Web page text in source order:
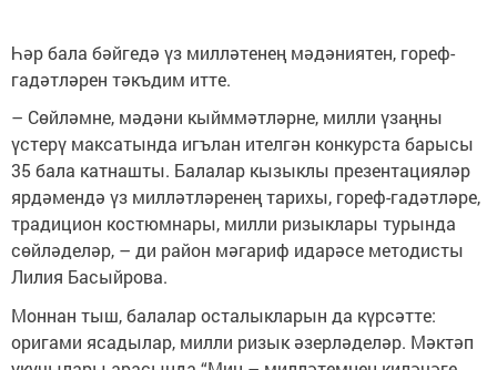
Һәр бала бәйгедә үз милләтенең мәдәниятен, гореф-
гадәтләрен тәкъдим итте.
– Сөйләмне, мәдәни кыйммәтләрне, милли үзаңны
үстерү максатында игълан ителгән конкурста барысы
35 бала катнашты. Балалар кызыклы презентацияләр
ярдәмендә үз милләтләренең тарихы, гореф-гадәтләре,
традицион костюмнары, милли ризыклары турында
сөйләделәр, – ди район мәгариф идарәсе методисты
Лилия Басыйрова.
Моннан тыш, балалар осталыкларын да күрсәтте:
оригами ясадылар, милли ризык әзерләделәр. Мәктәп